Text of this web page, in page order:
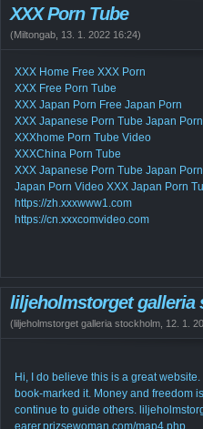
XXX Porn Tube
(Miltongab 13. 1. 2022 16:24)
XXX Home Free XXX Porn
XXX Free Porn Tube
XXX Japan Porn Free Japan Porn
XXX Japanese Porn Tube Japan Porn
XXXhome Porn Tube Video
XXXChina Porn Tube
XXX Japanese Porn Tube Japan Porn
Japan Porn Video XXX Japan Porn
https://zh.xxxwww1.com
https://cn.xxxcomvideo.com
liljeholmstorget galleria
(liljeholmstorget galleria stockholm 12. 1.
Hi, I do believe this is a great
book-marked it. Money and freedom
continue to guide others.
earer.prizsewoman.com/map4.php